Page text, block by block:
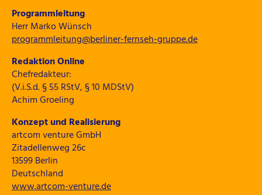
Programmleitung
Herr Marko Wünsch
programmleitung@berliner-fernseh-gruppe.de
Redaktion Online
Chefredakteur:
(V.i.S.d. § 55 RStV, § 10 MDStV)
Achim Groeling
Konzept und Realisierung
artcom venture GmbH
Zitadellenweg 26c
13599 Berlin
Deutschland
www.artcom-venture.de